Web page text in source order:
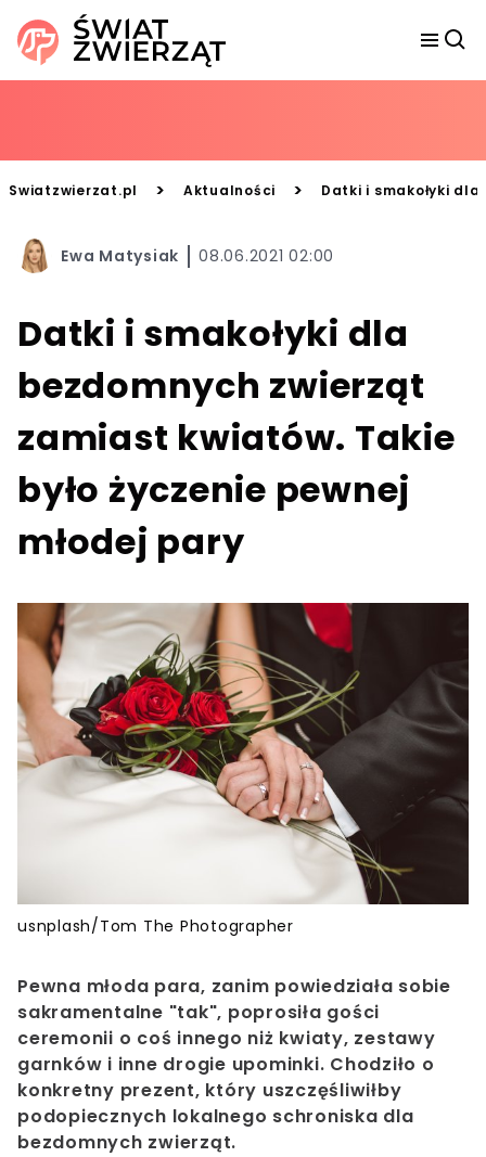
Swiatzwierzat.pl > Aktualności > Datki i smakołyki
Ewa Matysiak 08.06.2021 02:00
Datki i smakołyki dla
bezdomnych zwierząt
zamiast kwiatów. Takie
było życzenie pewnej
młodej pary
usnplash/Tom The Photographer
Pewna młoda para, zanim powiedziała sobie
sakramentalne "tak", poprosiła gości
ceremonii o coś innego niż kwiaty, zestawy
garnków i inne drogie upominki. Chodziło o
konkretny prezent, który uszczęśliwiłby
podopiecznych lokalnego schroniska dla
bezdomnych zwierząt.